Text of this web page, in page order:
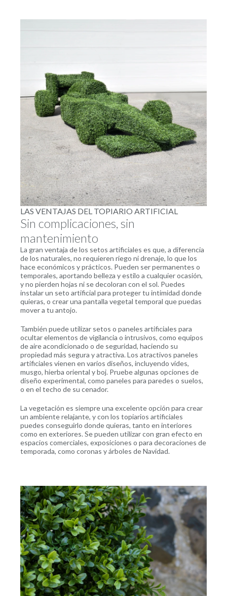
LAS VENTAJAS DEL TOPIARIO ARTIFICIAL
Sin complicaciones, sin
mantenimiento
La gran ventaja de los setos artificiales es que, a diferencia
de los naturales, no requieren riego ni drenaje, lo que los
hace económicos y prácticos. Pueden ser permanentes o
temporales, aportando belleza y estilo a cualquier ocasión,
y no pierden hojas ni se decoloran con el sol. Puedes
instalar un seto artificial para proteger tu intimidad donde
quieras, o crear una pantalla vegetal temporal que puedas
mover a tu antojo.
También puede utilizar setos o paneles artificiales para
ocultar elementos de vigilancia o intrusivos, como equipos
de aire acondicionado o de seguridad, haciendo su
propiedad más segura y atractiva. Los atractivos paneles
artificiales vienen en varios diseños, incluyendo vides,
musgo, hierba oriental y boj. Pruebe algunas opciones de
diseño experimental, como paneles para paredes o suelos,
o en el techo de su cenador.
La vegetación es siempre una excelente opción para crear
un ambiente relajante, y con los topiarios artificiales
puedes conseguirlo donde quieras, tanto en interiores
como en exteriores. Se pueden utilizar con gran efecto en
espacios comerciales, exposiciones o para decoraciones de
temporada, como coronas y árboles de Navidad.